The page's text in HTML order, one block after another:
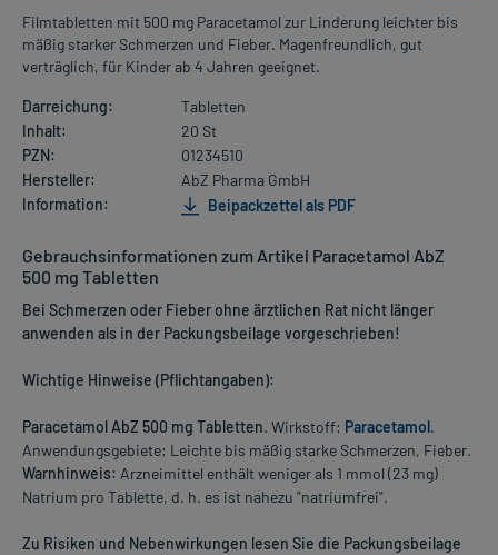
Filmtabletten mit 500 mg Paracetamol zur Linderung leichter bis
mäßig starker Schmerzen und Fieber. Magenfreundlich, gut
verträglich, für Kinder ab 4 Jahren geeignet.
Darreichung:
Tabletten
Inhalt:
20 St
PZN:
01234510
Hersteller:
AbZ Pharma GmbH
Information:
Beipackzettel als PDF
Gebrauchsinformationen zum Artikel Paracetamol AbZ
500 mg Tabletten
Bei Schmerzen oder Fieber ohne ärztlichen Rat nicht länger
anwenden als in der Packungsbeilage vorgeschrieben!
Wichtige Hinweise (Pflichtangaben):
Paracetamol AbZ 500 mg Tabletten. Wirkstoff: Paracetamol.
Anwendungsgebiete: Leichte bis mäßig starke Schmerzen, Fieber.
Warnhinweis: Arzneimittel enthält weniger als 1 mmol (23 mg)
Natrium pro Tablette, d. h. es ist nahezu "natriumfrei".
Zu Risiken und Nebenwirkungen lesen Sie die Packungsbeilage